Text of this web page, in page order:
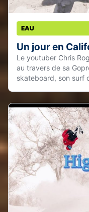
EAU
Un jour en
Le youtuber Chris
au travers de sa
skateboard, son surf